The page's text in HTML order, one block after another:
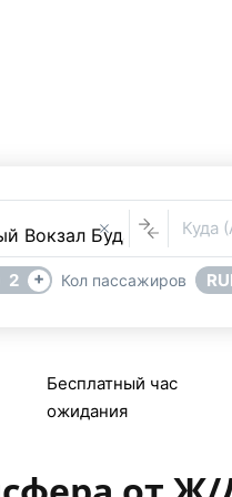
Куда
2 + Кол пассажиров
Бесплатный час
ожидания